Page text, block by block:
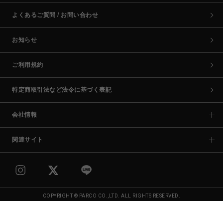
よくあるご質問 / お問い合わせ
お知らせ
ご利用規約
特定商取引法など法令に基づく表記
会社情報
関連サイト
COPYRIGHT © PARCO CO.,LTD. ALL RIGHTS RESERVED.